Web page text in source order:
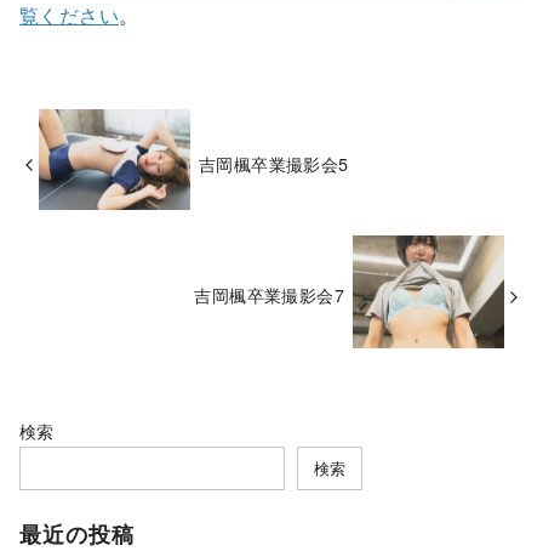
覧ください。
吉岡楓卒業撮影会5
吉岡楓卒業撮影会7
検索
検索
最近の投稿